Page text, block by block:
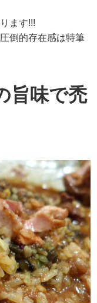
ます!!!
倒的存在感は特筆
旨味で禿